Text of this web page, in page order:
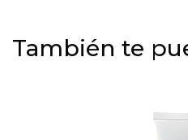
También te